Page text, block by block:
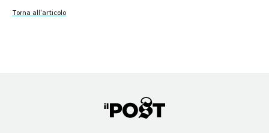
Torna all'articolo
Torna all'articolo
Torna all'articolo
Torna all'articolo
Torna all'articolo
Torna all'articolo
Torna all'articolo
Torna all'articolo